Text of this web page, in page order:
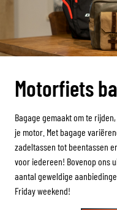
Motorfiets
Bagage gemaakt om te
je motor. Met bagage
zadeltassen tot beentassen
voor iedereen! Bovenop ons
aantal geweldige
Friday weekend!